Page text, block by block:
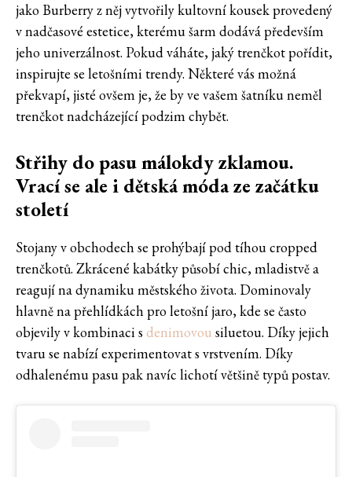
jako Burberry z něj vytvořily kultovní kousek provedený
v nadčasové estetice, kterému šarm dodává především
jeho univerzálnost. Pokud váháte, jaký trenčkot pořídit,
inspirujte se letošními trendy. Některé vás možná
překvapí, jisté ovšem je, že by ve vašem šatníku neměl
trenčkot nadcházející podzim chybět.
Střihy do pasu málokdy zklamou.
Vrací se ale i dětská móda ze začátku
století
Stojany v obchodech se prohýbají pod tíhou cropped
trenčkotů. Zkrácené kabátky působí chic, mladistvě a
reagují na dynamiku městského života. Dominovaly
hlavně na přehlídkách pro letošní jaro, kde se často
objevily v kombinaci s denimovou siluetou. Díky jejich
tvaru se nabízí experimentovat s vrstvením. Díky
odhalenému pasu pak navíc lichotí většině typů postav.